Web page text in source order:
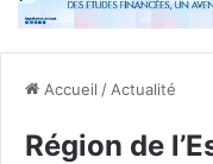
Accueil / Actualité
Région de